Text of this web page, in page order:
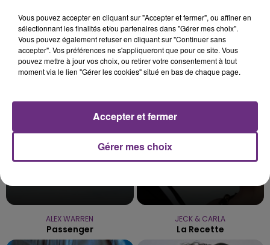
C'était l'une des institutions du centre-ville
rémois. Le magasin JouéClub est contraint de
fermer ses portes.
TITRES DIFFUSÉS
ALEX WARREN
Passenger
JECK & CARLA
La Recette
Vous pouvez accepter en cliquant sur "Accepter et fermer", ou affiner en
sélectionnant les finalités et/ou partenaires dans "Gérer mes choix".
Vous pouvez également refuser en cliquant sur "Continuer sans
accepter". Vos préférences ne s'appliqueront que pour ce site. Vous
pouvez mettre à jour vos choix, ou retirer votre consentement à tout
moment via le lien "Gérer les cookies" situé en bas de chaque page.
Gérer mes choix
Accepter et fermer